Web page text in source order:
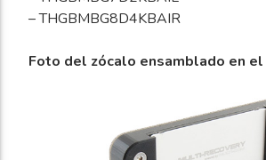
– THGBMBG8D4KBAIR
Foto del zócalo ensamblado en